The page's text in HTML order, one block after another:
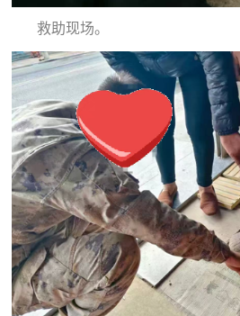
退
人
服
务
化
文
化
国
防
红
色
文
旅
救助现场。